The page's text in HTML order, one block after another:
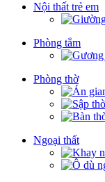
Nội thất trẻ em
Phòng tắm
Phòng thờ
Ngoại thất